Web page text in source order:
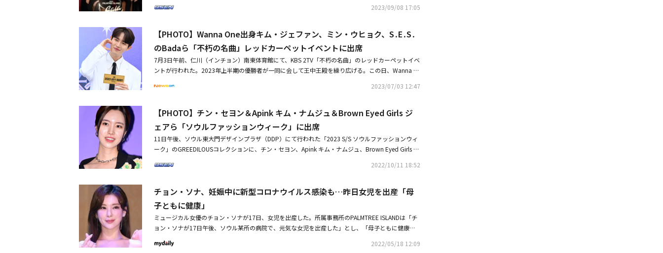
に上がり、その存在感で好評を博したパク・ウンソクもヴァン・ヘルシング役に扮し、期待を高めて
力で一人の女性だけを見つめるジョナサンそのもので持ち前のスイートな姿を見せてくれたチン・テ
ファが復帰する。また、繊細な演技と多彩な姿で自身だけのキャリアを積んできたイム・ジュンヒョ
クが新たに合流する。ミナの親友で、ドラキュラによってヴァンパイアに変わるルーシー役には、パ
ワフルなボーカルと優れた表現力で没入度を高め、多芸多才な魅力で観客に愛されるイ・イェウンが
再び舞台に上がる。また、優れた実力を基に絶えずイメージチェンジを繰り返しているチェ・ソヨン
もルーシー役に扮し、イメージチェンジを予告した。最後に、ドラキュラを主人として仕える人物で
爽やかなシャウトが際立つレンフィールド役には、2020年からレンフィールドとして活躍し、シー
者を意味する）として存在感を発揮し、注目されたキム・ドヒョンと実力派新人として新鮮な風を吹
き込むキム・ドハが出演する。特に今回公開されたキャラクターカットは、多くのスターとの作業で
夢幻的かつ感覚的なカラーで多彩な姿を盛り込んでおり、スターフォトグラファーのシン・シネとの
コラボを通じて独自のコンセプチュアルなビジュアルを最大化させ、公演への期待を高めた。「ドラ
キュラ」は、韓国で12月6日から来年3月3日までシャルロッテシアターで上演される。
CERT TOUR IN JAPAN」【公演日程】2023年10月31日（火）1部 開場13:00 / 開幕14:002部 開場18:
リザベート」「モーツァルト」「オペラ座の怪人」「マリー・アントワネット」etcチョン・ソナ：
「メンフィス」「ウィキッド」「アイーダ」「笑う男」etcソン・ジュノ：「ムーラン・ルージュ」
「モーツァルト」「エクスカリバー」etcチン・テファ：「エリザベート」「ドラキュラ」「スウィ
ーニー・トッド」etcソ・ギョンス：「キンキーブーツ」「デスノート」「ウィキッド」etcヤン・ソ
域、VIP専用入場レーン、入場特典あり指定席：￥14,000（税込）・公式先行（抽選）：2023年9月
日（日）23:59・プレイガイド（先行）：2023年9月25日（月）10:00～・一般販売：2023年10月14
日（土）10:00～主催：HAVE FUN TOGETHER企画：PALMTREE ISLAND / LOUD CORPORATION制
作：iTONY INTERNATIONAL協力：MY ENTERTAINMENT運営：クリエイティブマンプロダクション
ン）文化会館大劇場にて3日間にわたって開催される韓国公演に続き、10月には日本の観客と共に特
今回の公演には、ジュンスをはじめ、キム・ソヒョン、チョン・ソナ、ソン・ジュノ、チン・テフ
ァ、ソ・ギョンス、ヤン・ソユンまで所属アーティスト全員が参加する。昨年、韓国で開催されたガ
ラコンサートを観覧するため韓国を訪れた日本の観客の熱烈な要請に応えるため、PALMTREE ISLAN
Dは、22日から24日まで行われるソウル世宗文化会館大劇場での公演を終えた後、日本のステージに
立つ。個性の強い韓国のミュージカル俳優が出演するPALMTREE ISLANDのガラコンサートの開催
に、日本のミュージカルファンから関心が高まっている。また、所属アーティスト全員が出演する事
は、日本でオーケストラと共にするコンサート「バラード＆ミュージカル」と「2023 XIA The Best B
allad Spring Concert vol.3 In JAPAN」など、日本の観客に会ってミュージカルナンバーとステージ
を披露した。ソロコンサートではなく、所属事務所のアーティストたちと一緒に日本で開催するミュ
ージカルガラコンサートであるため、日本だけで見られる彼らの特別なケミストリー（相手との相
ン・ソナ、ソン・ジュノ、チン・テファ、ソ・ギョンス、ヤン・ソユンが参加するPALMTREE ISLAN
ジュンス、日韓4都市での20周年記念ファンミーティングツアーが終了AIやコブクロのカバーステー
ジも・ジュンス、ミュージカルを始めたきっかけに言及「最後に一つ残された武器みたいなものだっ
た」（動画あり）
2023/09/08 17:05
【PHOTO】Wanna One出身キム・ジェファン、ミン・ウヒョク、S․E․S․
のBadaら「不朽の名曲」レッドカーペットイベントに出席
7月3日午前、仁川（インチョン）南東体育館にて、KBS 2TV「不朽の名曲」のレッドカーペットイベ
ントが行われた。2023年上半期の優勝者が一同に会して王中王殿を繰り広げる。この日、Wanna O
ョク、チョン・ソナ、イム・テギョン、パク・チャングン、ソヒャン、イ・チャンウォン、キム・ジ
YBEの新サバイバル番組「R U Next？」のコーチ陣に決定！・LA POEM、OSTコンサート「夏の夜の
ララランド」を6月30日より開催予告ポスターを公開
2023/07/03 12:47
【PHOTO】チン・セヨン＆Apink キム・ナムジュ＆Brown Eyed Girls ジ
ェアら「ソウルファッションウィーク」に出席
11日午後、ソウル東大門デザインプラザ（DDP）にて行われた「2023 S/S ソウルファッションウィ
ーク」のGREEDILOUSコレクションに、チン・セヨン、Apink キム・ナムジュ、Brown Eyed Girls ジ
ビンナ、ユ・ハナらが出席した。・チン・セヨン、近況ショットで見せた明るい笑顔に胸キュン抜群
記念ショットが話題
2022/10/11 18:52
チョン・ソナ、妊娠中に新型コロナウイルス感染も…昨日女児を出産「母
子ともに健康」
ミュージカル女優のチョン・ソナが17日、女児を出産した。所属事務所のPALMTREE ISLANDは「チ
ョン・ソナが17日午後、ソウル某所の病院で、元気な女児を出産した」とし、「母子ともに健康な
しい生命を迎えることをうれしく思い、祝福してくださるたくさんの方々に心より感謝の挨拶を伝え
2022/05/18 12:09